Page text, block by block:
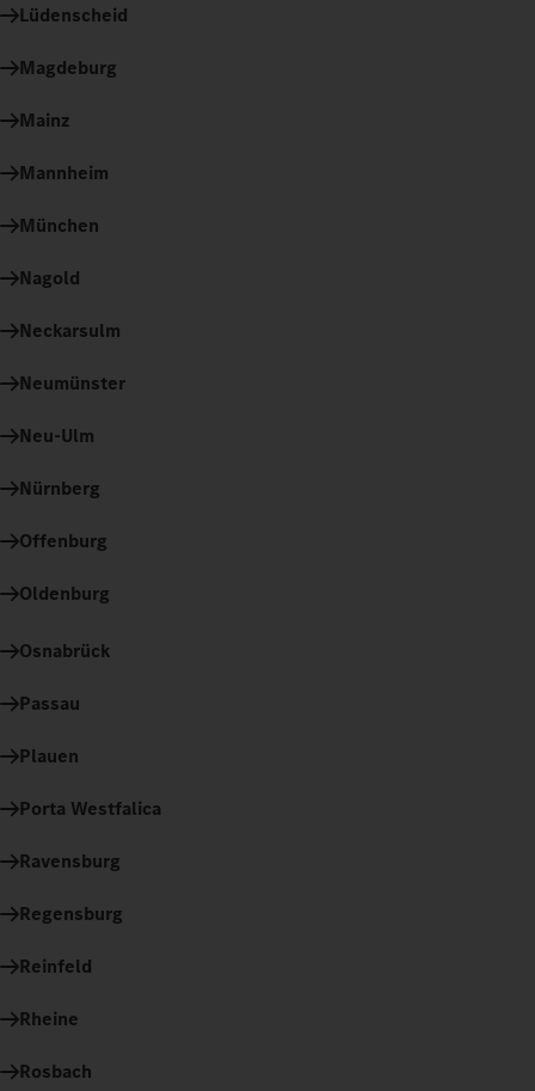
Lüdenscheid
Magdeburg
Mainz
Mannheim
München
Nagold
Neckarsulm
Neumünster
Neu-Ulm
Nürnberg
Offenburg
Oldenburg
Osnabrück
Passau
Plauen
Porta Westfalica
Ravensburg
Regensburg
Reinfeld
Rheine
Rosbach